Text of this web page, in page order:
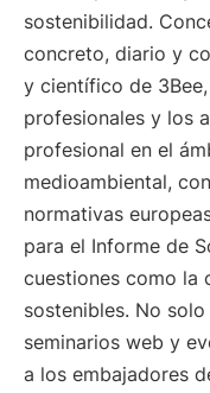
sostenibilidad.
concreto, diario y
y científico de 3Bee,
profesionales y los
profesional en el
medioambiental,
normativas
para el Informe de
cuestiones como la
sostenibles. No
seminarios web y
a los embajadores